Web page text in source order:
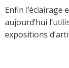
Enfin
aujourd’hui
expositions